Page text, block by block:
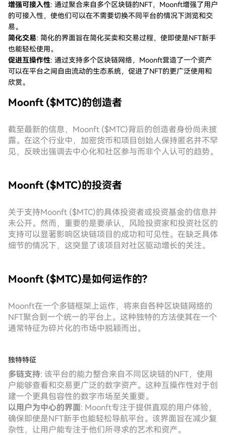
增强可接入性: 通过聚合来自多个区块链的NFT，Moonft增强了用户
的可接入性，使他们可以在不需要切换不同平台的情况下浏览和交
易。
简化交易: 简化的界面旨在简化买卖和交易过程，使即使是NFT新手
也能轻松使用。
促进互操作性: 通过支持多个区块链网络，Moonft营造了一个资产
可以在平台之间自由流动的生态系统，促进了NFT的更广泛使用和
欣赏。
Moonft ($MTC)的创造者
截至最新的信息，Moonft ($MTC)背后的创造者身份尚未披
露。在这个行业中，加密货币和项目创始人保持匿名并不罕
见，反映出强调去中心化和社区参与而非个人认可的趋势。
Moonft ($MTC)的投资者
关于支持Moonft ($MTC)的具体投资者或投资基金的信息并
未公开。然而，重要的是要承认，风险投资家和投资社区的
支持可以显著影响区块链项目的成功和可见性。在缺乏具体
细节的情况下，这突显了该项目对社区驱动增长的关注。
Moonft ($MTC)是如何运作的?
Moonft在一个多链框架上运作，将来自各种区块链网络的
NFT聚合到一个统一的平台上。这种独特的方法使其在一个
通常特征为碎片化的市场中脱颖而出。
独特特征
多链支持: 该平台的能力整合来自不同区块链的NFT，使用
户能够查看和交易更广泛的数字资产。这种互操作性对于创
建一个更具包容性的数字市场至关重要。
以用户为中心的界面: Moonft专注于提供直观的用户体验，
确保即使是NFT新手也能轻松导航平台。该界面旨在减少复
杂性，让用户能专注于他们所寻求的艺术和资产。